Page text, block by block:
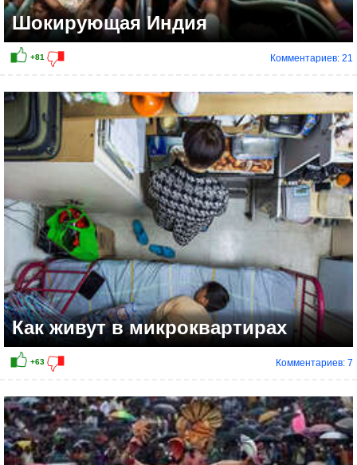
+59
Шокирующая Индия
Комментариев: 21
Как живут в микроквартирах
Комментариев: 7